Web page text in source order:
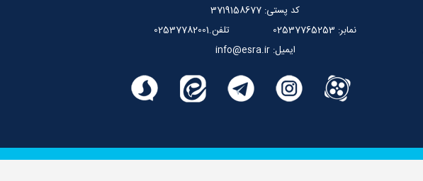
کد پستی: 3719158677
نمابر: 02537765253
تلفن.02537782001
ایمیل: info@esra.ir